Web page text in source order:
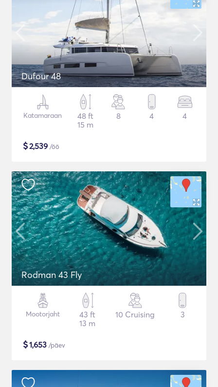
Dufour 48
Katamaraan
48 ft
15 m
8 4 4
$2,539 /öö
Rodman 43 Fly
Mootorjaht
43 ft
13 m
10 Cruising 3
$1,653 /päev